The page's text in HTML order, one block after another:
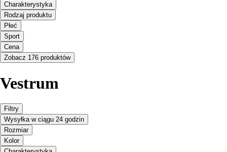
Charakterystyka
Rodzaj produktu
Płeć
Sport
Cena
Zobacz 176 produktów
Vestrum
Filtry
Wysyłka w ciągu 24 godzin
Rozmiar
Kolor